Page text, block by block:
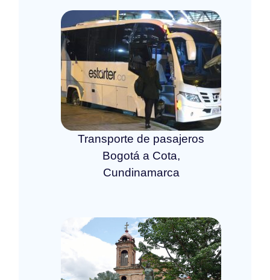
Transporte de pasajeros
Bogotá a Cota,
Cundinamarca